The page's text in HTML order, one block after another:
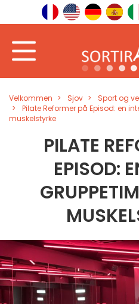
Velkommen Sjov
Sport og
Pilate Reformer på Episod: en
muskelstyrke
PILATE
EPISOD: